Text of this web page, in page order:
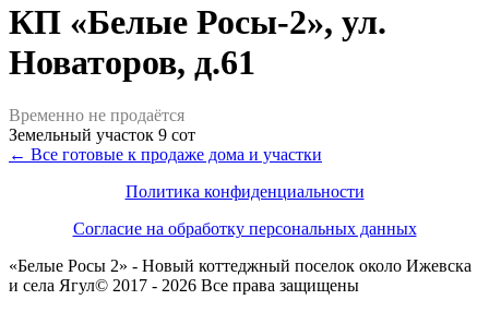
КП «Белые Росы-2», ул.
Новаторов, д.61
Временно не продаётся
Земельный участок 9 сот
← Все готовые к продаже дома и участки
Политика конфиденциальности
Согласие на обработку персональных данных
«Белые Росы 2» - Новый коттеджный поселок около Ижевска
и села Ягул© 2017 - 2026 Все права защищены